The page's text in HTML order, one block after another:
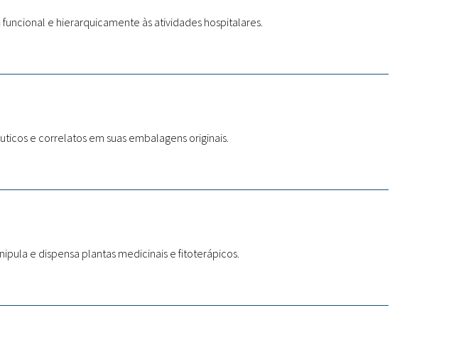
e hierarquicamente às atividades hospitalares.
e correlatos em suas embalagens originais.
e dispensa plantas medicinais e fitoterápicos.